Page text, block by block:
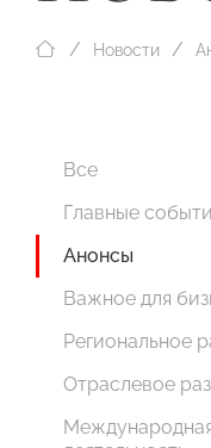
Новости
Все
Главные
Анонсы
Важное для
Региональное
Отраслевое